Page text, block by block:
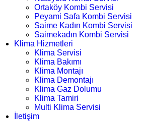
Ortaköy Kombi Servisi
Peyami Safa Kombi Servisi
Saime Kadın Kombi Servisi
Saimekadın Kombi Servisi
Klima Hizmetleri
Klima Servisi
Klima Bakımı
Klima Montajı
Klima Demontajı
Klima Gaz Dolumu
Klima Tamiri
Multi Klima Servisi
İletişim